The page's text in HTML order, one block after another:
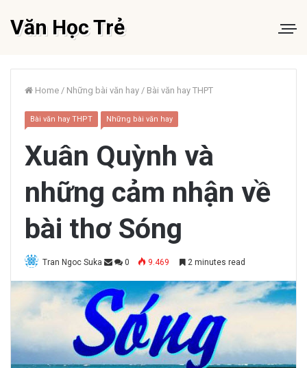
Văn Học Trẻ
Home / Những bài văn hay / Bài văn hay THPT
Bài văn hay THPT Những bài văn hay
Xuân Quỳnh và
những cảm nhận về
bài thơ Sóng
Tran Ngoc Suka 0 9.469 2 minutes read